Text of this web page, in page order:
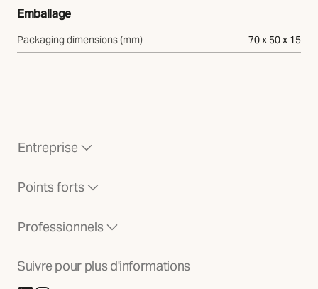
Emballage
Packaging dimensions (mm) 70 x 50 x 15
Entreprise
Points forts
Professionnels
Suivre pour plus d'informations